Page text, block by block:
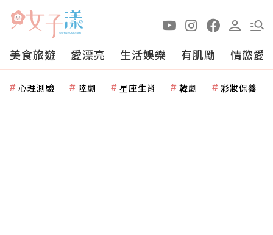
美食旅遊 愛漂亮 生活娛樂 有肌勵 情慾愛
心理測驗 陸劇 星座生肖 韓劇 彩妝保養